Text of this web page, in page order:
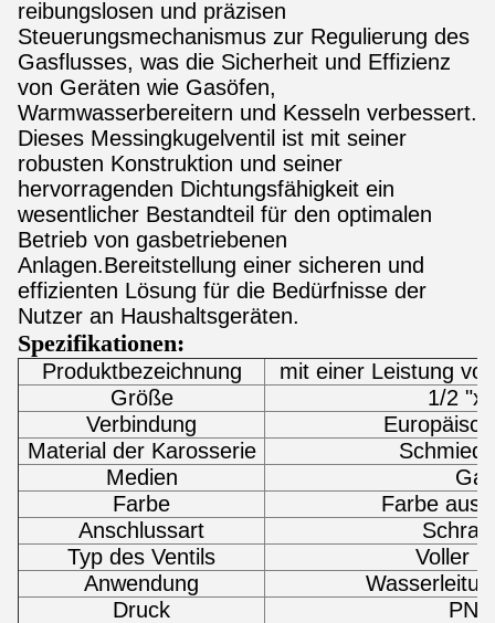
reibungslosen und präzisen
Steuerungsmechanismus zur Regulierung des
Gasflusses, was die Sicherheit und Effizienz
von Geräten wie Gasöfen,
Warmwasserbereitern und Kesseln verbessert.
Dieses Messingkugelventil ist mit seiner
robusten Konstruktion und seiner
hervorragenden Dichtungsfähigkeit ein
wesentlicher Bestandteil für den optimalen
Betrieb von gasbetriebenen
Anlagen.Bereitstellung einer sicheren und
effizienten Lösung für die Bedürfnisse der
Nutzer an Haushaltsgeräten.
Spezifikationen:
Produktbezeichnung
mit einer Leistung
Größe
1/2
Verbindung
Material der Karosserie
Medien
Gas
Farbe
Farbe aus
Anschlussart
Typ des Ventils
Voller
Anwendung
Druck